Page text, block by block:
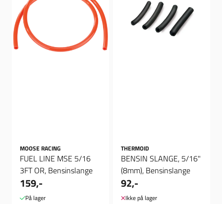
MOOSE RACING
FUEL LINE MSE 5/16
3FT OR, Bensinslange
159,-
På lager
THERMOID
BENSIN SLANGE, 5/16"
(8mm), Bensinslange
92,-
Ikke på lager